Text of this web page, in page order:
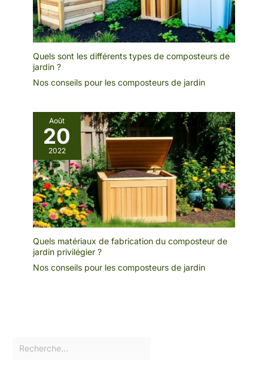
Quels sont les différents types de composteurs de
jardin ?
Nos conseils pour les composteurs de jardin
Août
20
2022
Quels matériaux de fabrication du composteur de
jardin privilégier ?
Nos conseils pour les composteurs de jardin